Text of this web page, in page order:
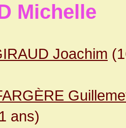
Michelle
Joachim
ans)